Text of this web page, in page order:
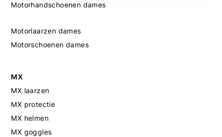
Motorhandschoenen dames
Motorlaarzen dames
Motorschoenen dames
MX
MX laarzen
MX protectie
MX helmen
MX goggles